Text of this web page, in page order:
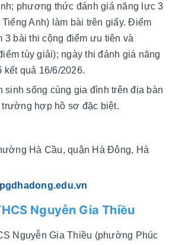
phương thức đánh giá năng lực 3
Tiếng Anh) làm bài trên giấy. Điểm
3 bài thi cộng điểm ưu tiên và
tùy giải); ngày thi đánh giá năng
kết quả 16/6/2026.
sinh sống cùng gia đình trên địa bàn
hợp hồ sơ đặc biệt.
Hà Cầu, quận Hà Đông, Hà
Nguyễn Gia Thiều
Nguyễn Gia Thiều (phường Phúc